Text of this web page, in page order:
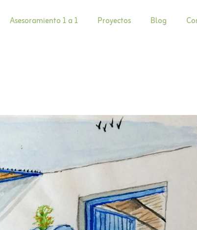
Asesoramiento 1 a 1 Proyectos Blog